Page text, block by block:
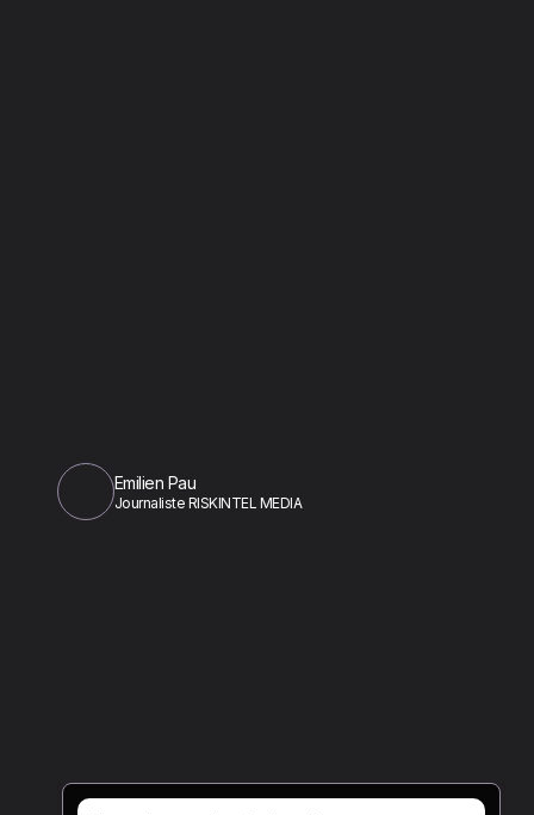
Emilien Pau
Journaliste RISKINTEL MEDIA